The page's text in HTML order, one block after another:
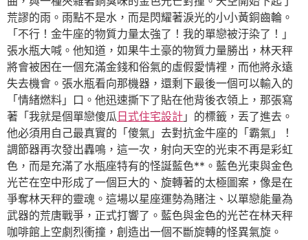
荒謬的雨。雨點不是水，而是閃耀著淚光的小小黃銅齒輪。
「不行！金牛座的物質力量太強了！我的單戀被汙染了！」
張水瓶大喊。他知道，如果牛土豪的物質力量勝出，林天秤
將會被困在一個充滿金錢和俗氣的虛假愛情裡，而他將永遠
失去機會。張水瓶看向那機器，還剩下最後一個可以輸入的
「情緒燃料」口。他迅速撕下了貼在他背後衣領上，那張寫
著「我就是個單戀傻瓜 日式住宅設計 」的標籤，丟了進去。
他必須用自己最真實的「傻氣」去對抗金牛座的「霸氣」！
調節器再次發出轟鳴，這一次，射向天空的光束不再是彩虹
色，而是充滿了水瓶座特有的怪誕藍色**。藍色光束與金色
光芒在空中形成了一個巨大的、旋轉著的太極圖案，像是在
爭奪林天秤的靈魂。這場以星座運勢為賭注、以單戀能量為
武器的荒唐戰爭，正式打響了。藍色與金色的光芒在林天秤
咖啡館上空劇烈衝撞，創造出一個不斷旋轉的怪異氣旋。